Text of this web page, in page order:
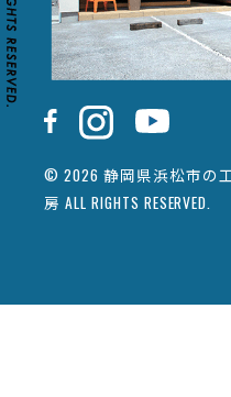
© 2026 静岡県浜松市の
房 ALL RIGHTS RESERVED.